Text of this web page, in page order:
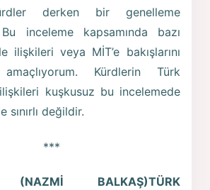
derken bir genelleme
inceleme kapsamında bazı
ilişkileri veya MİT’e bakışlarını
Kürdlerin Türk
kuşkusuz bu incelemede
sınırlı değildir.
***
(NAZMİ BALKAŞ)TÜRK